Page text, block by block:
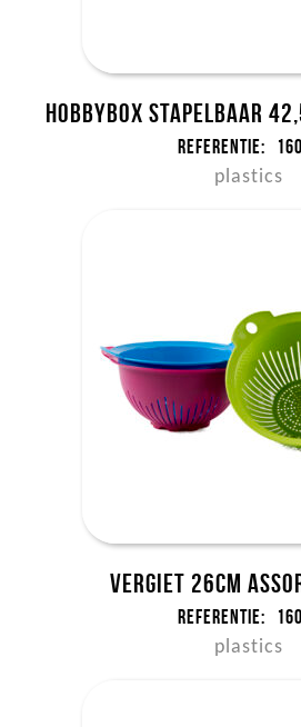
Hobbybox stapelbaar
Referentie:
plastics
Vergiet 26cm
Referentie:
plastics